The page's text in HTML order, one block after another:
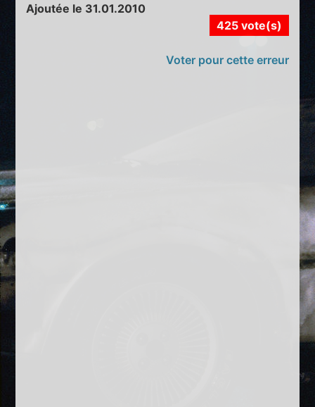
Ajoutée le 31.01.2010
425 vote(s)
Voter pour cette erreur